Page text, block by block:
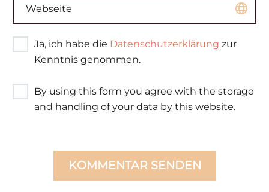
Ja, ich habe die Datenschutzerklärung zur
Kenntnis genommen.
By using this form you agree with the storage
and handling of your data by this website.
KOMMENTAR SENDEN